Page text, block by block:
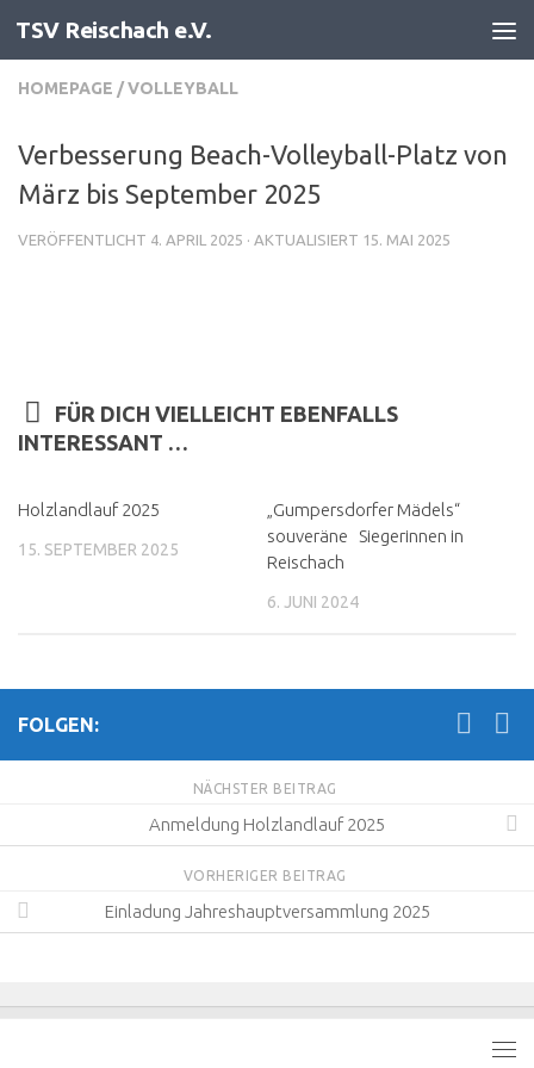
Zum Inhalt springen
TSV Reischach e.V.
HOMEPAGE /VOLLEYBALL
Verbesserung Beach-Volleyball-Platz von
März bis September 2025
VERÖFFENTLICHT 4. APRIL 2025 · AKTUALISIERT 15. MAI 2025
FÜR DICH VIELLEICHT EBENFALLS
INTERESSANT …
Holzlandlauf 2025
15. SEPTEMBER 2025
„Gumpersdorfer Mädels“
souveräne Siegerinnen in
Reischach
6. JUNI 2024
FOLGEN:
NÄCHSTER BEITRAG
Anmeldung Holzlandlauf 2025
VORHERIGER BEITRAG
Einladung Jahreshauptversammlung 2025